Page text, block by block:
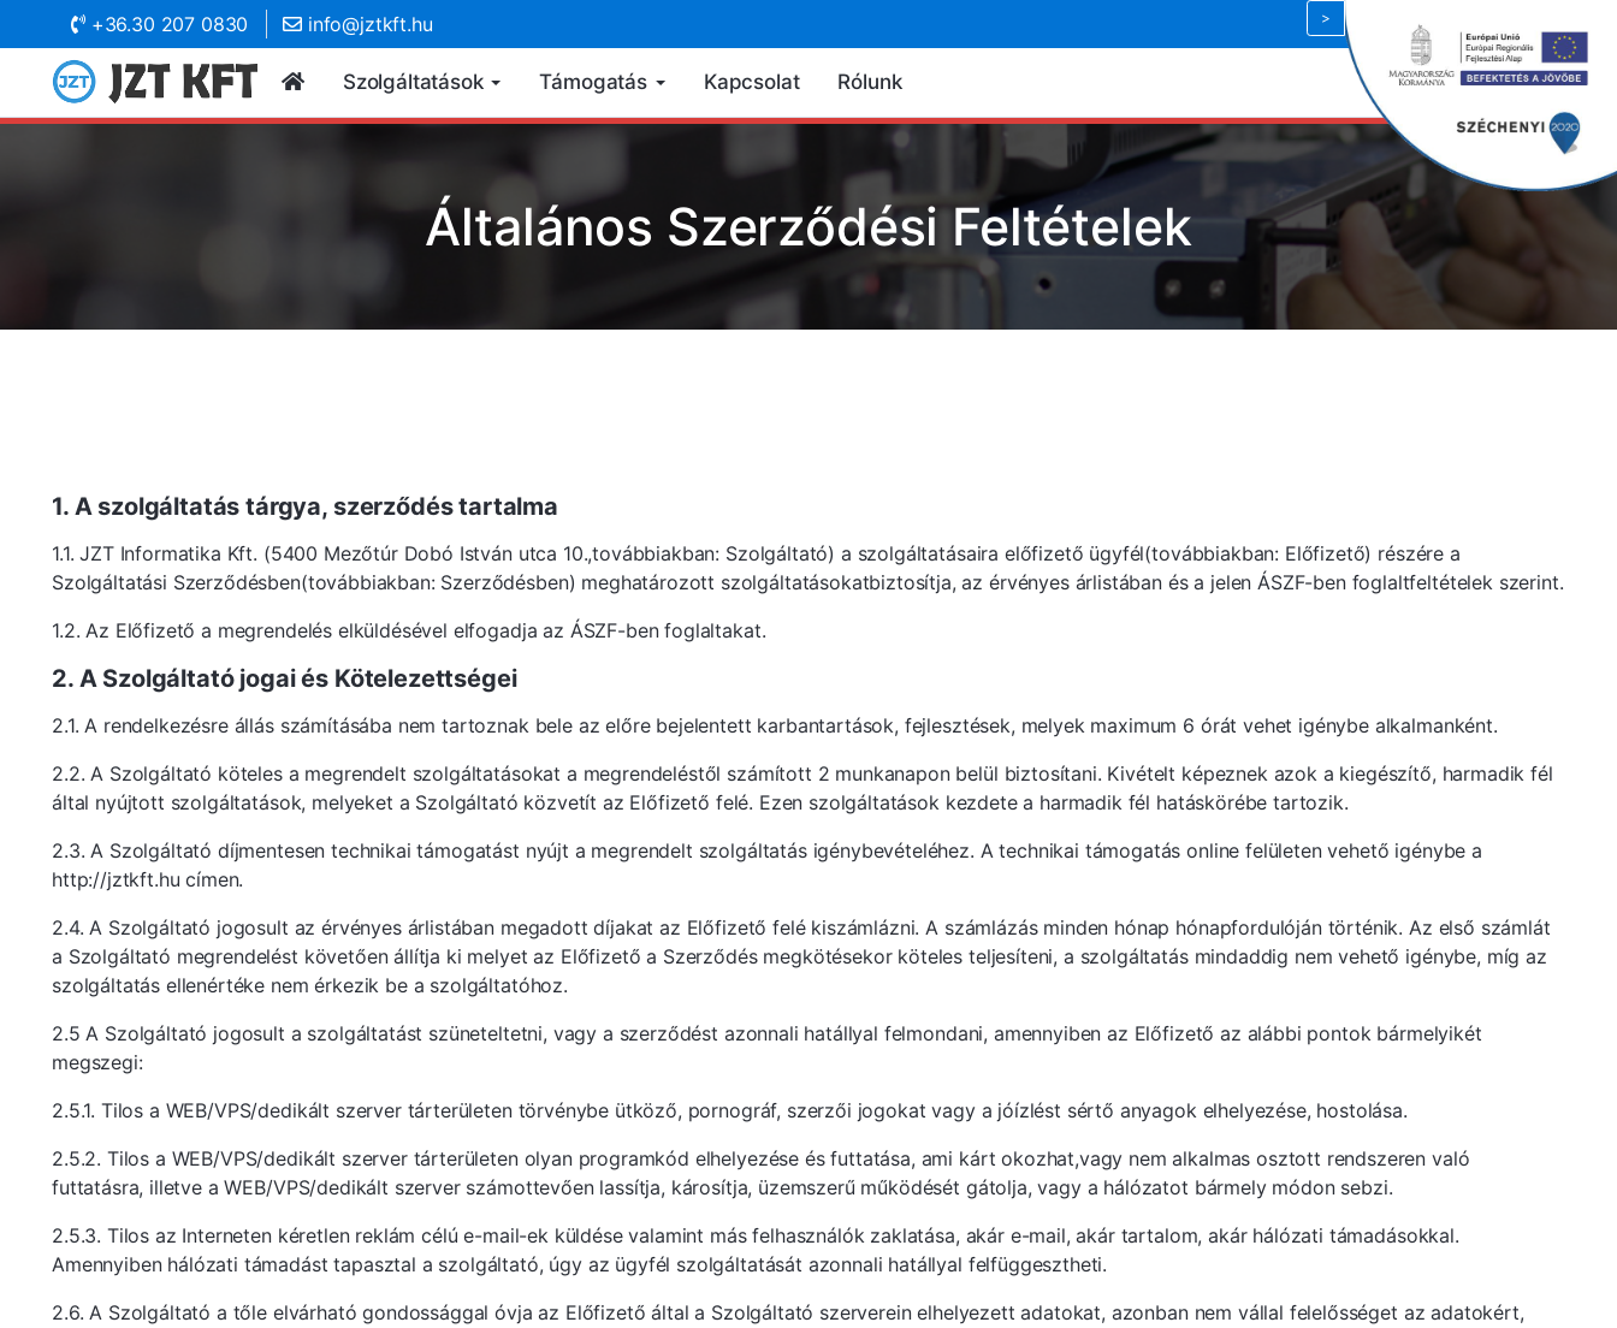
+36.30 207 0830 info@jztkft.hu Magyar
Szolgáltatások Támogatás Kapcsolat Rólunk
Általános Szerződési Feltételek
1. A szolgáltatás tárgya, szerződés tartalma
1.1. JZT Informatika Kft. (5400 Mezőtúr Dobó István utca 10.,továbbiakban: Szolgáltató) a szolgáltatásaira előfizető ügyfél(továbbiakban: Előfizető) részére a
Szolgáltatási Szerződésben(továbbiakban: Szerződésben) meghatározott szolgáltatásokatbiztosítja, az érvényes árlistában és a jelen ÁSZF-ben foglaltfeltételek szerint.
1.2. Az Előfizető a megrendelés elküldésével elfogadja az ÁSZF-ben foglaltakat.
2. A Szolgáltató jogai és Kötelezettségei
2.1. A rendelkezésre állás számításába nem tartoznak bele az előre bejelentett karbantartások, fejlesztések, melyek maximum 6 órát vehet igénybe alkalmanként.
2.2. A Szolgáltató köteles a megrendelt szolgáltatásokat a megrendeléstől számított 2 munkanapon belül biztosítani. Kivételt képeznek azok a kiegészítő, harmadik fél
által nyújtott szolgáltatások, melyeket a Szolgáltató közvetít az Előfizető felé. Ezen szolgáltatások kezdete a harmadik fél hatáskörébe tartozik.
2.3. A Szolgáltató díjmentesen technikai támogatást nyújt a megrendelt szolgáltatás igénybevételéhez. A technikai támogatás online felületen vehető igénybe a
http://jztkft.hu címen.
2.4. A Szolgáltató jogosult az érvényes árlistában megadott díjakat az Előfizető felé kiszámlázni. A számlázás minden hónap hónapfordulóján történik. Az első számlát
a Szolgáltató megrendelést követően állítja ki melyet az Előfizető a Szerződés megkötésekor köteles teljesíteni, a szolgáltatás mindaddig nem vehető igénybe, míg az
szolgáltatás ellenértéke nem érkezik be a szolgáltatóhoz.
2.5 A Szolgáltató jogosult a szolgáltatást szüneteltetni, vagy a szerződést azonnali hatállyal felmondani, amennyiben az Előfizető az alábbi pontok bármelyikét
megszegi:
2.5.1. Tilos a WEB/VPS/dedikált szerver tárterületen törvénybe ütköző, pornográf, szerzői jogokat vagy a jóízlést sértő anyagok elhelyezése, hostolása.
2.5.2. Tilos a WEB/VPS/dedikált szerver tárterületen olyan programkód elhelyezése és futtatása, ami kárt okozhat,vagy nem alkalmas osztott rendszeren való
futtatásra, illetve a WEB/VPS/dedikált szerver számottevően lassítja, károsítja, üzemszerű működését gátolja, vagy a hálózatot bármely módon sebzi.
2.5.3. Tilos az Interneten kéretlen reklám célú e-mail-ek küldése valamint más felhasználók zaklatása, akár e-mail, akár tartalom, akár hálózati támadásokkal.
Amennyiben hálózati támadást tapasztal a szolgáltató, úgy az ügyfél szolgáltatását azonnali hatállyal felfüggesztheti.
2.6. A Szolgáltató a tőle elvárható gondossággal óvja az Előfizető által a Szolgáltató szerverein elhelyezett adatokat, azonban nem vállal felelősséget az adatokért,